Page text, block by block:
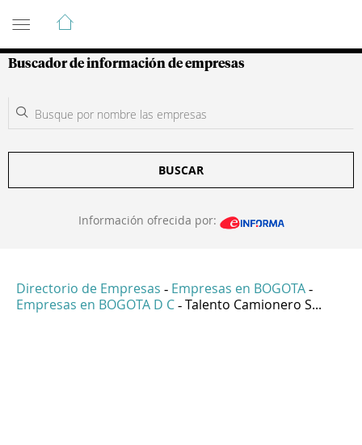
Guía de Empresas Colombianas
Buscador de información de empresas
BUSCAR
Información ofrecida por:
Directorio de Empresas - Empresas en BOGOTA -
Empresas en BOGOTA D C - Talento Camionero S...